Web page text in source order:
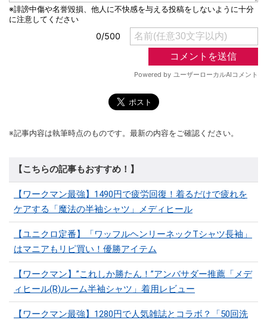
※記事内容は執筆時点のものです。最新の内容をご確認ください。
【こちらの記事もおすすめ！】
【ワークマン最強】1490円で疲労回復！着るだけで疲れを
ケアする「魔法の半袖シャツ」メディヒール
【ユニクロ定番】「ワッフルヘンリーネックTシャツ長袖」
はマニアもリピ買い！優勝アイテム
【ワークマン】”これしか勝たん！”アンバサダー推薦「メデ
ィヒール(R)ルーム半袖シャツ」着用レビュー
【ワークマン最強】1280円で人気雑誌とコラボ？「50回洗